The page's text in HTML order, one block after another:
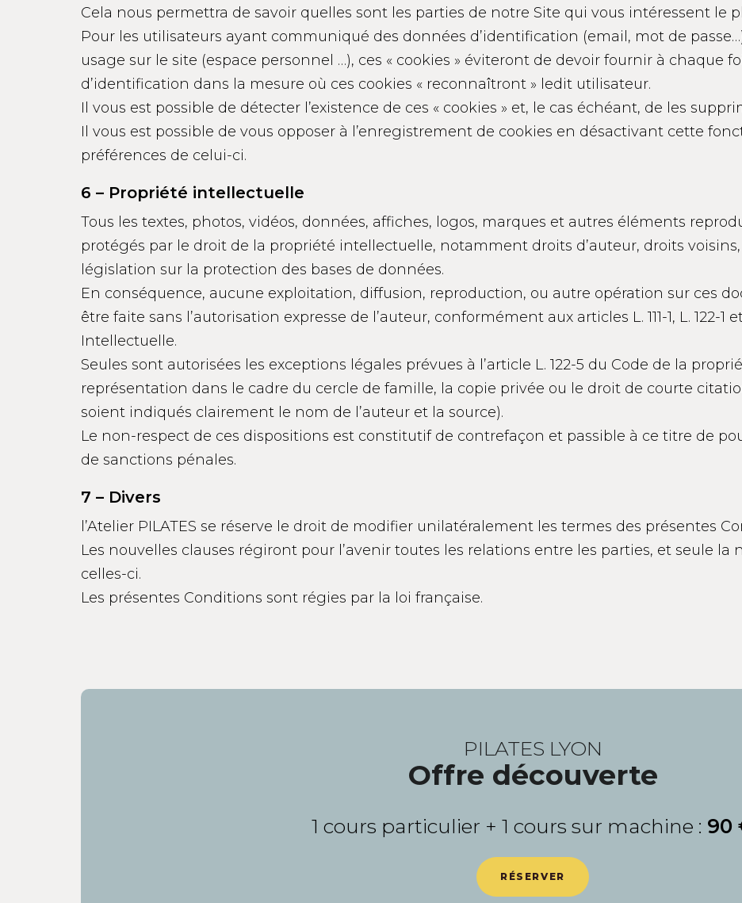
Cela nous permettra de savoir quelles sont les parties de notre Site qui vous intéressent le
Pour les utilisateurs ayant communiqué des données d’identification (email, mot de
usage sur le site (espace personnel …), ces « cookies » éviteront de devoir fournir à chaque
d’identification dans la mesure où ces cookies « reconnaîtront » ledit utilisateur.
Il vous est possible de détecter l’existence de ces « cookies » et, le cas échéant, de les
Il vous est possible de vous opposer à l’enregistrement de cookies en désactivant cette
préférences de celui-ci.
6 – Propriété intellectuelle
Tous les textes, photos, vidéos, données, affiches, logos, marques et autres éléments
protégés par le droit de la propriété intellectuelle, notamment droits d’auteur, droits
législation sur la protection des bases de données.
En conséquence, aucune exploitation, diffusion, reproduction, ou autre opération sur ces
être faite sans l’autorisation expresse de l’auteur, conformément aux articles L. 111-1, L. 122-1
Intellectuelle.
Seules sont autorisées les exceptions légales prévues à l’article L. 122-5 du Code de la
représentation dans le cadre du cercle de famille, la copie privée ou le droit de courte
soient indiqués clairement le nom de l’auteur et la source).
Le non-respect de ces dispositions est constitutif de contrefaçon et passible à ce titre de
de sanctions pénales.
7 – Divers
l’Atelier PILATES se réserve le droit de modifier unilatéralement les termes des présentes
Les nouvelles clauses régiront pour l’avenir toutes les relations entre les parties, et seule la
celles-ci.
Les présentes Conditions sont régies par la loi française.
PILATES LYON
Offre découverte
1 cours particulier + 1 cours sur machine : 90
RÉSERVER